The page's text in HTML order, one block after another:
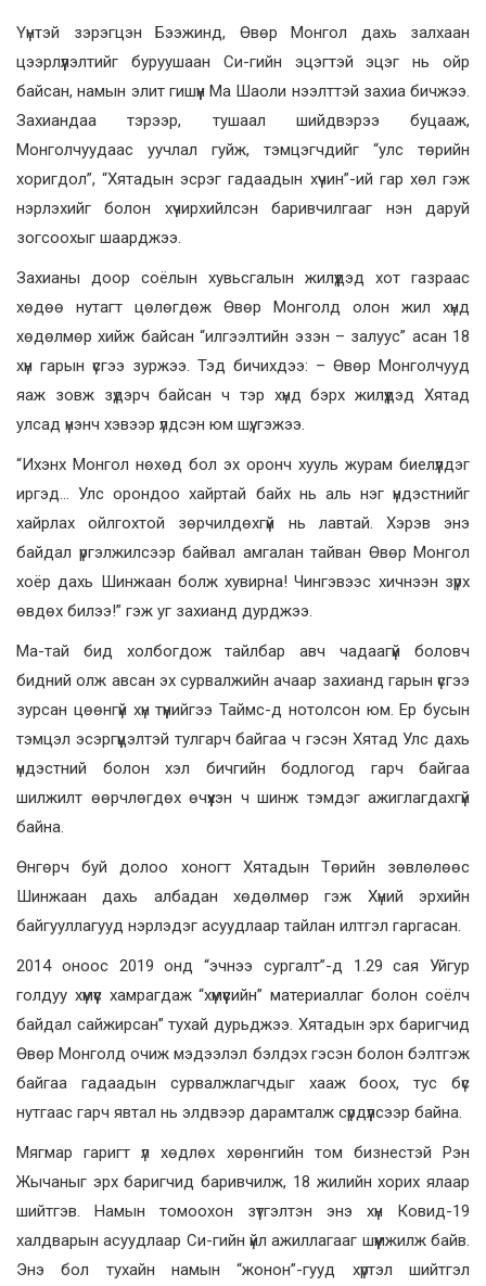
Үүнтэй зэрэгцэн Бээжинд, Өвөр Монгол дахь залхаан
цээрлүүлэлтийг буруушаан Си-гийн эцэгтэй эцэг нь ойр
байсан, намын элит гишүүн Ма Шаоли нээлттэй захиа бичжээ.
Захиандаа тэрээр, тушаал шийдвэрээ буцааж,
Монголчуудаас уучлал гуйж, тэмцэгчдийг “улс төрийн
хоригдол”, “Хятадын эсрэг гадаадын хүчин”-ий гар хөл гэж
нэрлэхийг болон хүчирхийлсэн баривчилгааг нэн даруй
зогсоохыг шаарджээ.
Захианы доор соёлын хувьсгалын жилүүдэд хот газраас
хөдөө нутагт цөлөгдөж Өвөр Монголд олон жил хүнд
хөдөлмөр хийж байсан “илгээлтийн эзэн – залуус” асан 18
хүн гарын үсгээ зуржээ. Тэд бичихдээ: – Өвөр Монголчууд
яаж зовж зүдэрч байсан ч тэр хүнд бэрх жилүүдэд Хятад
улсад үнэнч хэвээр үлдсэн юм шүү, гэжээ.
“Ихэнх Монгол нөхөд бол эх оронч хууль журам биелүүлдэг
иргэд… Улс орондоо хайртай байх нь аль нэг үндэстнийг
хайрлах ойлгохтой зөрчилдөхгүй нь лавтай. Хэрэв энэ
байдал үргэлжилсээр байвал амгалан тайван Өвөр Монгол
хоёр дахь Шинжаан болж хувирна! Чингэвээс хичнээн зүрх
өвдөх билээ!” гэж уг захианд дурджээ.
Ма-тай бид холбогдож тайлбар авч чадаагүй боловч
бидний олж авсан эх сурвалжийн ачаар захианд гарын үсгээ
зурсан цөөнгүй хүн түүнийгээ Таймс-д нотолсон юм. Ер бусын
тэмцэл эсэргүүцэлтэй тулгарч байгаа ч гэсэн Хятад Улс дахь
үндэстний болон хэл бичгийн бодлогод гарч байгаа
шилжилт өөрчлөгдөх өчүүхэн ч шинж тэмдэг ажиглагдахгүй
байна.
Өнгөрч буй долоо хоногт Хятадын Төрийн зөвлөлөөс
Шинжаан дахь албадан хөдөлмөр гэж Хүний эрхийн
байгууллагууд нэрлэдэг асуудлаар тайлан илтгэл гаргасан.
2014 оноос 2019 онд “эчнээ сургалт”-д 1.29 сая Уйгур
голдуу хүмүүс хамрагдаж “хүмүүсийн” материаллаг болон соёлч
байдал сайжирсан” тухай дурьджээ. Хятадын эрх баригчид
Өвөр Монголд очиж мэдээлэл бэлдэх гэсэн болон бэлтгэж
байгаа гадаадын сурвалжлагчдыг хааж боох, тус бүс
нутгаас гарч явтал нь элдвээр дарамталж сүрдүүлсээр байна.
Мягмар гаригт үл хөдлөх хөрөнгийн том бизнестэй Рэн
Жычаныг эрх баригчид баривчилж, 18 жилийн хорих ялаар
шийтгэв. Намын томоохон зүтгэлтэн энэ хүн Ковид-19
халдварын асуудлаар Си-гийн үйл ажиллагааг шүүмжилж байв.
Энэ бол тухайн намын “жонон”-гууд хүртэл шийтгэл